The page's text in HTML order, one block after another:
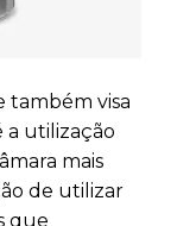
também visa
a utilização
mais
de utilizar
que